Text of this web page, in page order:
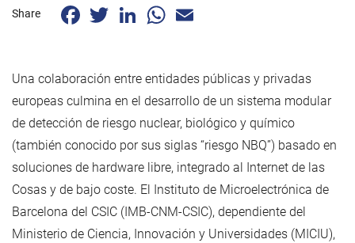
Share FacebookTwitterLinkedInWhatsApp
Una colaboración entre entidades públicas y privadas
europeas culmina en el desarrollo de un sistema modular
de detección de riesgo nuclear, biológico y químico
(también conocido por sus siglas “riesgo NBQ”) basado en
soluciones de hardware libre, integrado al Internet de las
Cosas y de bajo coste. El Instituto de Microelectrónica de
Barcelona del CSIC (IMB-CNM-CSIC), dependiente del
Ministerio de Ciencia, Innovación y Universidades (MICIU),